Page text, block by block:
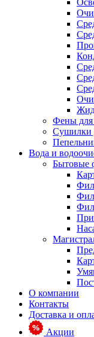
Фены для
Сушилки
Вода и
Бытовые
О компании
Контакты
Доставка и
Акции